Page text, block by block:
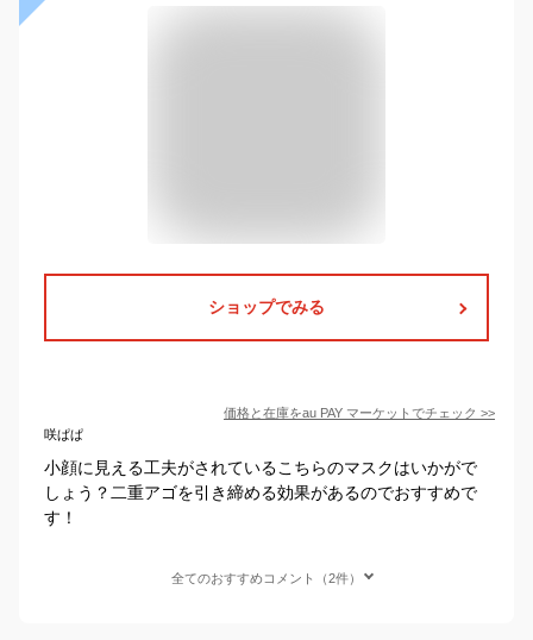
ショップでみる
価格と在庫をau PAY マーケット でチェック >>
咲ぱぱ
小顔に見える工夫がされているこちらのマスクはいかがで
しょう？二重アゴを引き締める効果があるのでおすすめで
す！
全てのおすすめコメント（2件）